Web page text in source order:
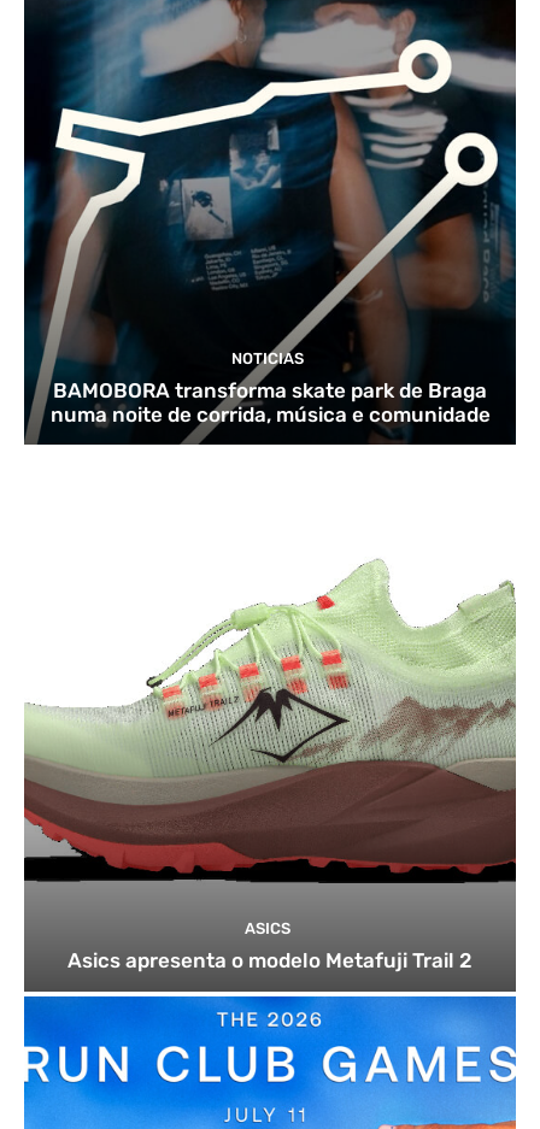
NOTICIAS
BAMOBORA transforma skate park de Braga
numa noite de corrida, música e comunidade
ASICS
Asics apresenta o modelo Metafuji Trail 2